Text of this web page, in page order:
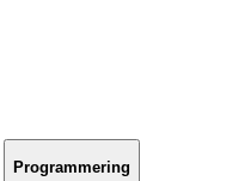
Programmering